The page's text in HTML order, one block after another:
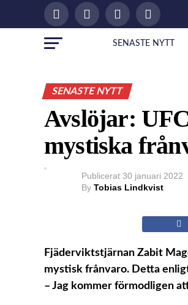
SENASTE NYTT
SENASTE NYTT
Avslöjar:
mystiska
Publicerat 30 januari 2022
By Tobias Lindkvist
Fjäderviktstjärnan Zabit
mystisk frånvaro. Detta
– Jag kommer förmodligen